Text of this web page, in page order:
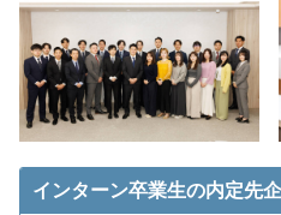
インターン卒業生の内定先